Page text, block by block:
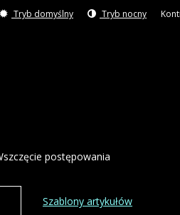
Tryb domyślny Tryb nocny
postępowania
Szablony artykułów